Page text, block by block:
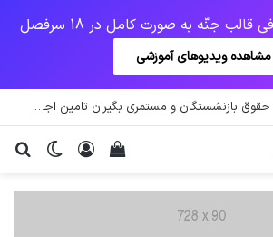
جنّه به صورت کامل در 18 سرفصل
مشاهده ویدیوهای آموزشی
پرداخت زودهنگام حقوق بازنشستگان و مستمری بگیران تامین اجتماعی
تغییر ورود
دیدن سبد خرید